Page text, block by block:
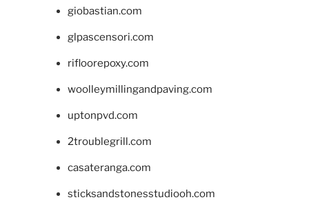
giobastian.com
glpascensori.com
rifloorepoxy.com
woolleymillingandpaving.com
uptonpvd.com
2troublegrill.com
casateranga.com
sticksandstonesstudiooh.com